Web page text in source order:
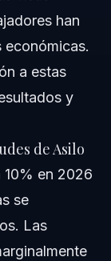
han
económicas.
a estas
y
de Asilo
10% en 2026
se
Las